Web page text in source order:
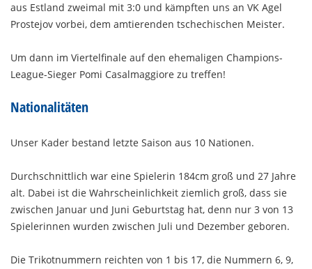
aus Estland zweimal mit 3:0 und kämpften uns an VK Agel
Prostejov vorbei, dem amtierenden tschechischen Meister.
Um dann im Viertelfinale auf den ehemaligen Champions-
League-Sieger Pomi Casalmaggiore zu treffen!
Nationalitäten
Unser Kader bestand letzte Saison aus 10 Nationen.
Durchschnittlich war eine Spielerin 184cm groß und 27 Jahre
alt. Dabei ist die Wahrscheinlichkeit ziemlich groß, dass sie
zwischen Januar und Juni Geburtstag hat, denn nur 3 von 13
Spielerinnen wurden zwischen Juli und Dezember geboren.
Die Trikotnummern reichten von 1 bis 17, die Nummern 6, 9,